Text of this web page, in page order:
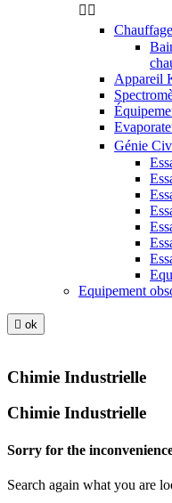
 
Appareil
Génie
Equipement
 ok
Chimie Industrielle
Chimie Industrielle
Sorry for the
Search again what you are